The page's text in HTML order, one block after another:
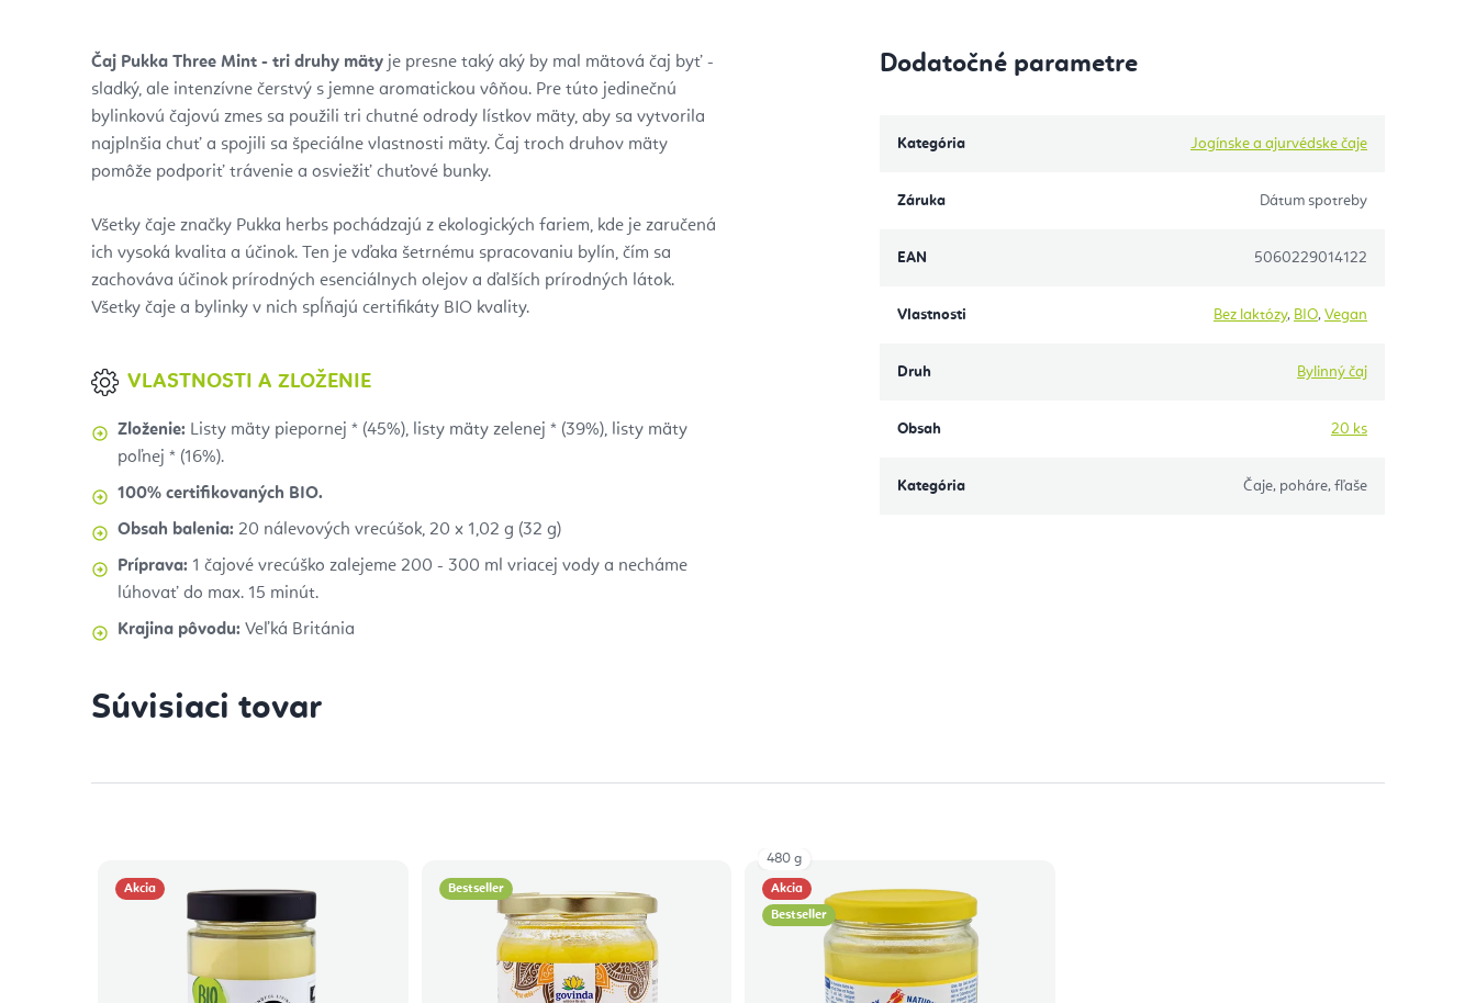
Čaj Pukka Three Mint - tri druhy mäty je presne taký aký by mal mätová čaj byť -
sladký, ale intenzívne čerstvý s jemne aromatickou vôňou. Pre túto jedinečnú
bylinkovú čajovú zmes sa použili tri chutné odrody lístkov mäty, aby sa vytvorila
najplnšia chuť a spojili sa špeciálne vlastnosti mäty. Čaj troch druhov mäty
pomôže podporiť trávenie a osviežiť chuťové bunky.
Všetky čaje značky Pukka herbs pochádzajú z ekologických fariem, kde je zaručená
ich vysoká kvalita a účinok. Ten je vďaka šetrnému spracovaniu bylín, čím sa
zachováva účinok prírodných esenciálnych olejov a ďalších prírodných látok.
Všetky čaje a bylinky v nich spĺňajú certifikáty BIO kvality.
VLASTNOSTI A ZLOŽENIE
Zloženie: Listy mäty piepornej * (45%), listy mäty zelenej * (39%), listy mäty
poľnej * (16%).
100% certifikovaných BIO.
Obsah balenia: 20 nálevových vrecúšok, 20 x 1,02 g (32 g)
Príprava: 1 čajové vrecúško zalejeme 200 - 300 ml vriacej vody a necháme
lúhovať do max. 15 minút.
Krajina pôvodu: Veľká Británia
Dodatočné parametre
Kategória Jogínske a ajurvédske čaje
Záruka Dátum spotreby
EAN 5060229014122
Vlastnosti Bez laktózy, BIO, Vegan
Druh Bylinný čaj
Obsah 20 ks
Kategória Čaje, poháre, fľaše
Súvisiaci tovar
Akcia Bestseller
Akcia
Bestseller
480 g